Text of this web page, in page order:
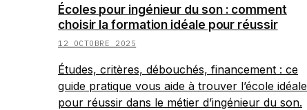
Écoles pour ingénieur du son : comment
choisir la formation idéale pour réussir
12 OCTOBRE 2025
Études, critères, débouchés, financement : ce
guide pratique vous aide à trouver l’école idéale
pour réussir dans le métier d’ingénieur du son.